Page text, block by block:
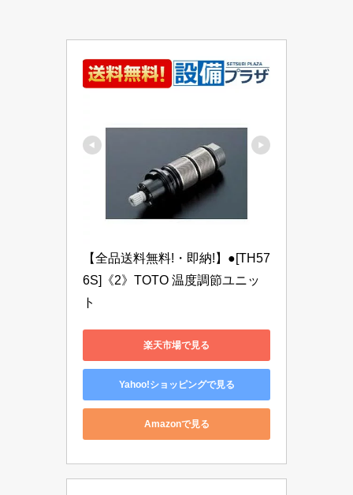
【全品送料無料!・即納!】●[TH57
6S]《2》TOTO 温度調節ユニッ
ト
楽天市場で見る
Yahoo!ショッピングで見る
Amazonで見る